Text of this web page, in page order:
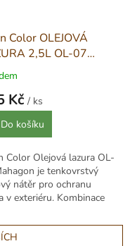
Color OLEJOVÁ
2,5L OL-07
- Mahagoni
Kč / ks
Do košíku
Color Olejová lazura OL-
je tenkovrstvý
nátěr pro ochranu
v exteriéru. Kombinace
proniká do struktury